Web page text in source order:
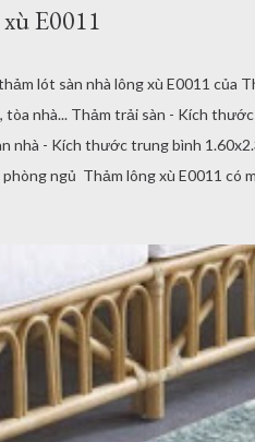
E0011
lót sàn nhà lông xù E0011
nhà... Thảm trải sàn - Kích
nhà - Kích thước trung bình
ngủ Thảm lông xù E0011 có